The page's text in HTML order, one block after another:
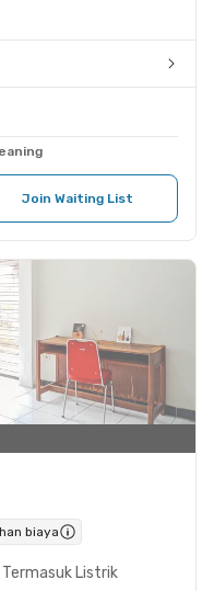
Join Waiting List
biaya
Termasuk Listrik